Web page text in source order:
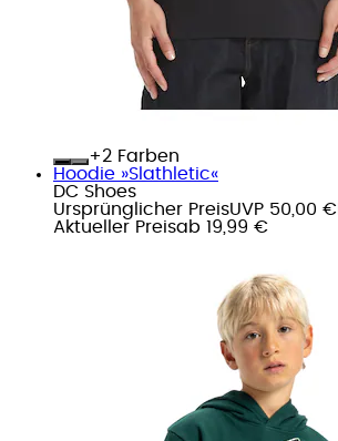
+
Farben
Hoodie »Slathletic«
DC Shoes
Ursprünglicher PreisUVP 50,00 €
Aktueller Preisab 19,99 €